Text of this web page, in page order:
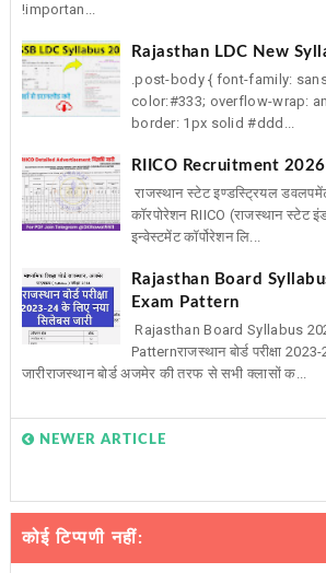
!importan...
Rajasthan LDC New
.post-body { font-family:
color:#333; overflow-wrap:
border: 1px solid #ddd...
RIICO Recruitment
राजस्थान स्टेट इण्डस्ट्रियल
कॉरपोरेशन RIICO (राजस्थान स्टेट
इन्वेस्टमेंट कॉर्पोरेशन लि...
Rajasthan Board
Exam Pattern
Rajasthan Board Syllabus
Patternराजस्थान बोर्ड परीक्षा
जारीराजस्थान बोर्ड अजमेर की तरफ से सभी क्लासों क...
NEWER ARTICLE
कोई टिप्पणी नहीं: